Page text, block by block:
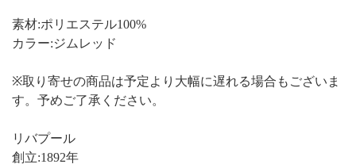
素材:ポリエステル100%
カラー:ジムレッド
※取り寄せの商品は予定より大幅に遅れる場合もございま
す。予めご了承ください。
リバプール
創立:1892年